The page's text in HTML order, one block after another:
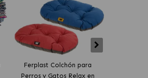
Ferplast Colchón para
Perros y Gatos Relax en